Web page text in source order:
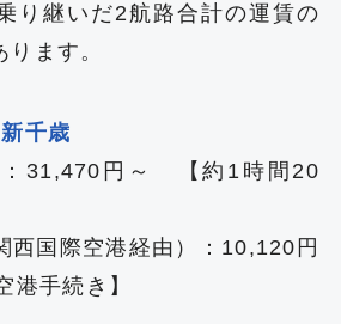
り継いだ2航路合計の運賃の
ます。
千歳
：31,470円～ 【約1時間20
西国際空港経由）：10,120‬円
手続き】